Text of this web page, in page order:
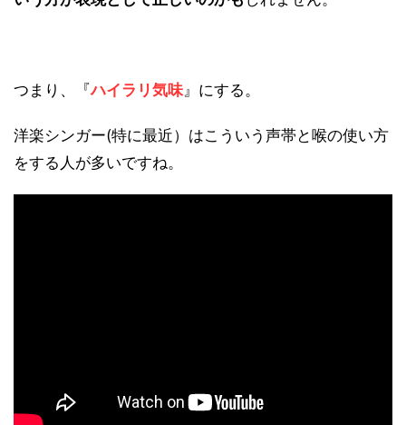
つまり、『ハイラリ気味 』にする。
洋楽シンガー(特に最近）はこういう声帯と喉の使い方
をする人が多いですね。